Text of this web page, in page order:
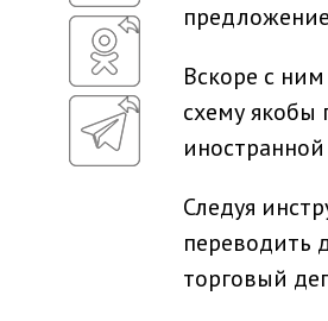
Вскоре с
схему якобы
Следуя
переводить
торговый